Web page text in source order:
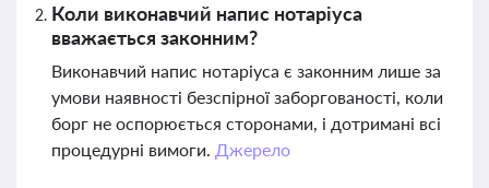
Коли виконавчий напис нотаріуса
вважається законним?
Виконавчий напис нотаріуса є законним лише за
умови наявності безспірної заборгованості, коли
борг не оспорюється сторонами, і дотримані всі
процедурні вимоги. Джерело